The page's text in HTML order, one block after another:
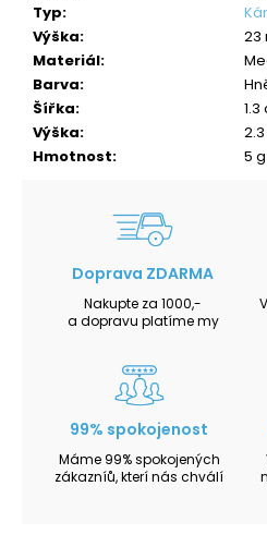
Typ:
Výška:
23
Materiál:
Barva:
Šířka:
1.3
Výška:
Hmotnost: 5 g
Doprava ZDARMA
Nakupte za 1000,-
a dopravu platíme my
99% spokojenost
Máme 99% spokojených
zákazníů, kterí nás chválí